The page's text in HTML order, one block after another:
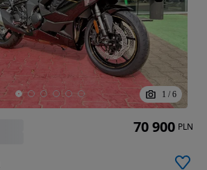
1 / 6
70 900 PLN